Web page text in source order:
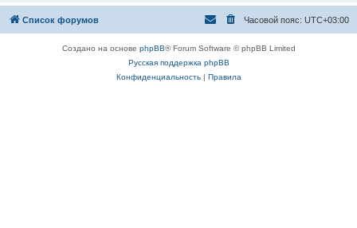
Список форумов Часовой пояс: UTC+03:00
Создано на основе phpBB® Forum Software © phpBB Limited
Русская поддержка phpBB
Конфиденциальность| Правила